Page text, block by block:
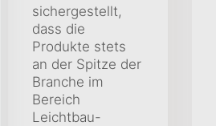
sichergestellt,
dass die
Produkte stets
an der Spitze der
Branche im
Bereich
Leichtbau-